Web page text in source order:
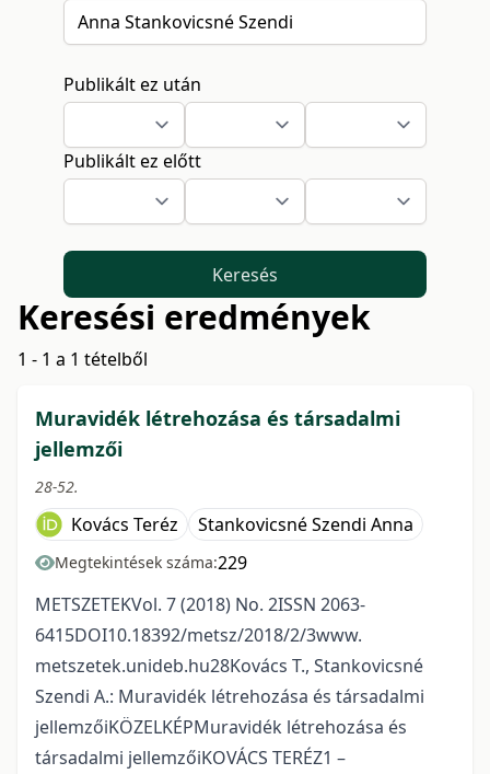
Publikált ez után
Publikált ez előtt
Keresés
Keresési eredmények
1 - 1 a 1 tételből
Muravidék létrehozása és társadalmi
jellemzői
28-52.
Kovács Teréz Stankovicsné Szendi Anna
Megtekintések száma:229
METSZETEKVol. 7 (2018) No. 2ISSN 2063-
6415DOI10.18392/metsz/2018/2/3www.
metszetek.unideb.hu28Kovács T., Stankovicsné
Szendi A.: Muravidék létrehozása és társadalmi
jellemzőiKÖZELKÉPMuravidék létrehozása és
társadalmi jellemzőiKOVÁCS TERÉZ1 –